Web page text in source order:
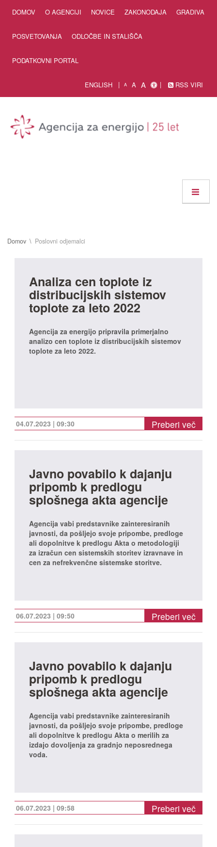
DOMOV O AGENCIJI NOVICE ZAKONODAJA GRADIVA
POSVETOVANJA ODLOČBE IN STALIŠČA
PODATKOVNI PORTAL
ENGLISH A A A RSS VIRI
Domov Poslovni odjemalci
Analiza cen toplote iz
distribucijskih sistemov
toplote za leto 2022
Agencija za energijo pripravila primerjalno
analizo cen toplote iz distribucijskih sistemov
toplote za leto 2022.
04.07.2023 | 09:30 Preberi več
Javno povabilo k dajanju
pripomb k predlogu
splošnega akta agencije
Agencija vabi predstavnike zainteresiranih
javnosti, da pošljejo svoje pripombe, predloge
ali dopolnitve k predlogu Akta o metodologiji
za izračun cen sistemskih storitev izravnave in
cen za nefrekvenčne sistemske storitve.
06.07.2023 | 09:50 Preberi več
Javno povabilo k dajanju
pripomb k predlogu
splošnega akta agencije
Agencija vabi predstavnike zainteresiranih
javnosti, da pošljejo svoje pripombe, predloge
ali dopolnitve k predlogu Akta o merilih za
izdajo dovoljenja za gradnjo neposrednega
voda.
06.07.2023 | 09:58 Preberi več